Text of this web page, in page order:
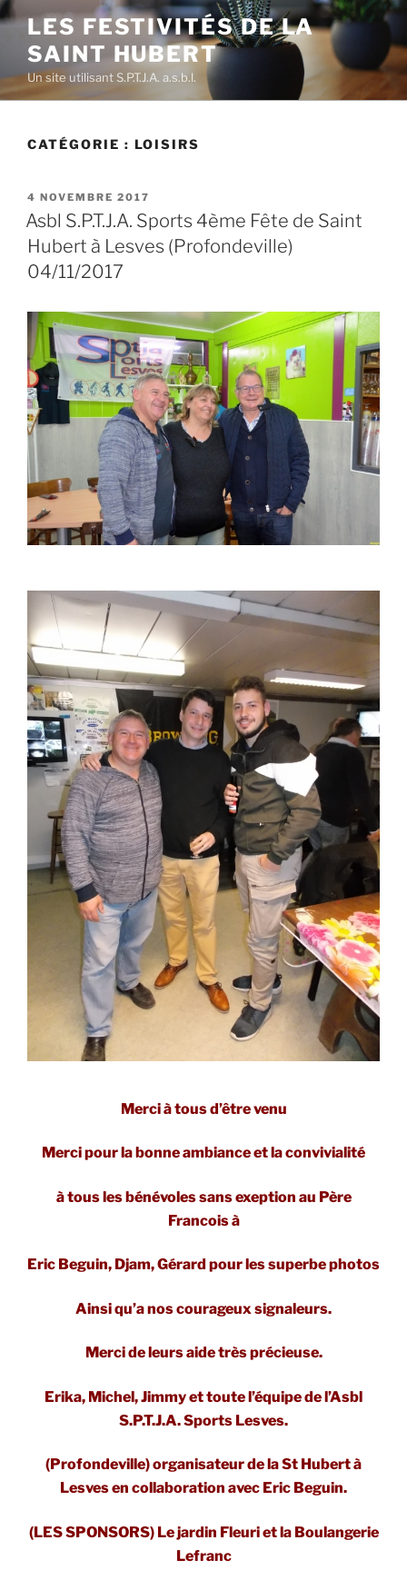
Aller
contenu
principal
LES FESTIVITÉS DE LA
SAINT HUBERT
Un site utilisant S.P.T.J.A. a.s.b.l.
CATÉGORIE : LOISIRS
PUBLIÉ
LE
4 NOVEMBRE 2017
Asbl S.P.T.J.A. Sports 4ème Fête de Saint
Hubert à Lesves (Profondeville)
04/11/2017
Merci à tous d’être venu
Merci pour la bonne ambiance et la convivialité
à tous les bénévoles sans exeption au Père
Francois à
Eric Beguin, Djam, Gérard pour les superbe photos
Ainsi qu’a nos courageux signaleurs.
Merci de leurs aide très précieuse.
Erika, Michel, Jimmy et toute l’équipe de l’Asbl
S.P.T.J.A. Sports Lesves.
(Profondeville) organisateur de la St Hubert à
Lesves en collaboration avec Eric Beguin.
(LES SPONSORS) Le jardin Fleuri et la Boulangerie
Lefranc